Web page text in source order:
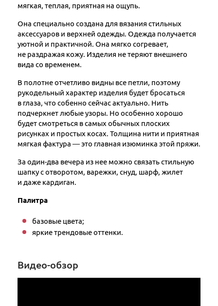
мягкая, теплая, приятная на ощупь.
Она специально создана для вязания стильных
аксессуаров и верхней одежды. Одежда получается
уютной и практичной. Она мягко согревает,
не раздражая кожу. Изделия не теряют внешнего
вида со временем.
В полотне отчетливо видны все петли, поэтому
рукодельный характер изделия будет бросаться
в глаза, что собенно сейчас актуально. Нить
подчеркнет любые узоры. Но особенно хорошо
будет смотреться в самых обычных плоских
рисунках и простых косах. Толщина нити и приятная
мягкая фактура — это главная изюминка этой пряжи.
За один-два вечера из нее можно связать стильную
шапку с отворотом, варежки, снуд, шарф, жилет
и даже кардиган.
Палитра
базовые цвета;
яркие трендовые оттенки.
Видео-обзор